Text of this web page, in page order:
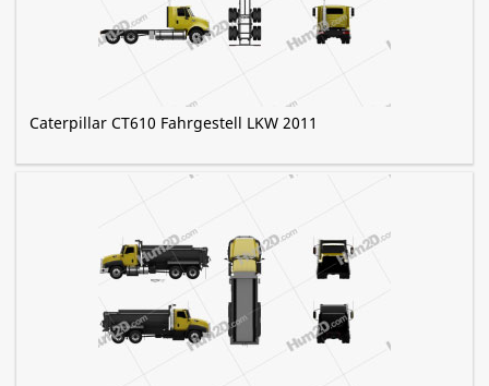
Caterpillar CT610 Fahrgestell LKW 2011